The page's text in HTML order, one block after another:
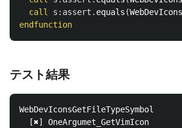
call
s:assert . equals (
endfunction
テスト結果
WebDevIconsGetFileTypeSymbol
  [✖] OneArgumet_GetVimIcon